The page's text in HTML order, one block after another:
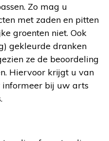
Zo mag u
met zaden en pitten
groenten niet. Ook
gekleurde dranken
ze de beoordeling
Hiervoor krijgt u van
bij uw arts